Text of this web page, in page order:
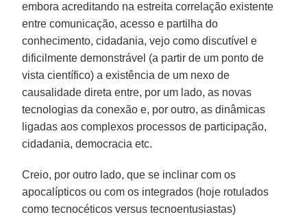
embora acreditando na estreita correlação existente
entre comunicação, acesso e partilha do
conhecimento, cidadania, vejo como discutível e
dificilmente demonstrável (a partir de um ponto de
vista científico) a existência de um nexo de
causalidade direta entre, por um lado, as novas
tecnologias da conexão e, por outro, as dinâmicas
ligadas aos complexos processos de participação,
cidadania, democracia etc.
Creio, por outro lado, que se inclinar com os
apocalípticos ou com os integrados (hoje rotulados
como tecnocéticos versus tecnoentusiastas)